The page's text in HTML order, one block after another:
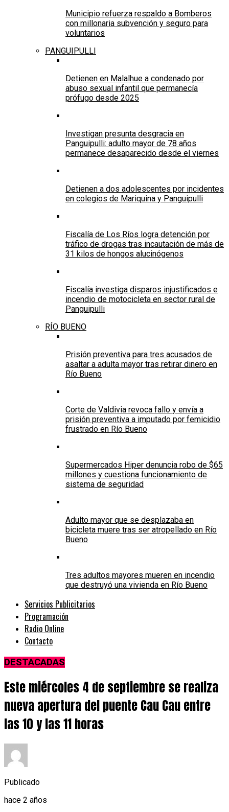
Municipio refuerza respaldo a Bomberos
con millonaria subvención y seguro para
voluntarios
PANGUIPULLI
Detienen en Malalhue a condenado por
abuso sexual infantil que permanecía
prófugo desde 2025
Investigan presunta desgracia en
Panguipulli: adulto mayor de 78 años
permanece desaparecido desde el viernes
Detienen a dos adolescentes por incidentes
en colegios de Mariquina y Panguipulli
Fiscalía de Los Ríos logra detención por
tráfico de drogas tras incautación de más de
31 kilos de hongos alucinógenos
Fiscalía investiga disparos injustificados e
incendio de motocicleta en sector rural de
Panguipulli
RÍO BUENO
Prisión preventiva para tres acusados de
asaltar a adulta mayor tras retirar dinero en
Río Bueno
Corte de Valdivia revoca fallo y envía a
prisión preventiva a imputado por femicidio
frustrado en Río Bueno
Supermercados Hiper denuncia robo de $65
millones y cuestiona funcionamiento de
sistema de seguridad
Adulto mayor que se desplazaba en
bicicleta muere tras ser atropellado en Río
Bueno
Tres adultos mayores mueren en incendio
que destruyó una vivienda en Río Bueno
Servicios Publicitarios
Programación
Radio Online
Contacto
DESTACADAS
Este miércoles 4 de septiembre se realiza
nueva apertura del puente Cau Cau entre
las 10 y las 11 horas
Publicado
hace 2 años